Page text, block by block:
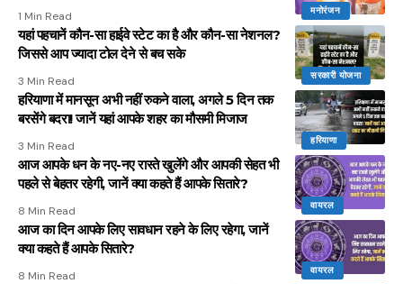
मनोरंजन
1 Min Read
सरकारी योजना
यहां पहचानें कौन-सा हाईवे स्टेट का है और कौन-सा नेशनल?
जिससे आप ज्यादा टोल देने से बच सके
3 Min Read
हरियाणा
हरियाणा में मानसून अभी नहीं रुकने वाला, अगले 5 दिन तक
बरसेंगे बदरा! जानें यहां आपके शहर का मौसमी मिजाज
3 Min Read
वायरल
आज आपके धन के नए-नए रास्ते खुलेंगे और आपकी सेहत भी
पहले से बेहतर रहेगी, जानें क्या कहते हैं आपके सितारे?
8 Min Read
वायरल
आज का दिन आपके लिए सावधान रहने के लिए रहेगा, जानें
क्या कहते हैं आपके सितारे?
8 Min Read